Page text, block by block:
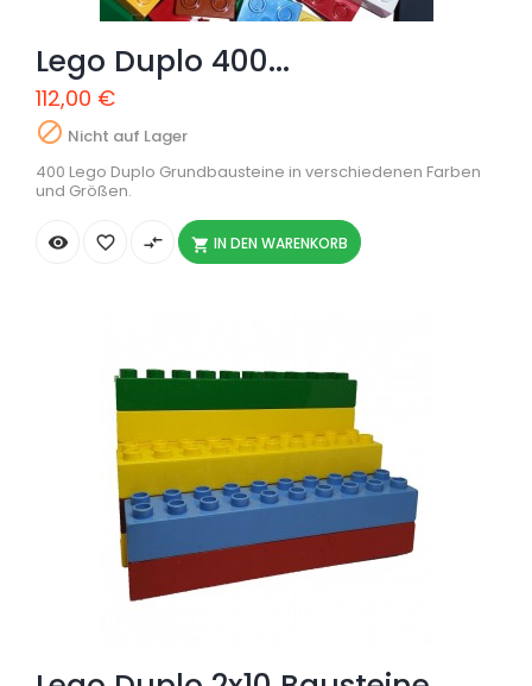
Lego Duplo 400...
112,00 €
 Nicht auf Lager
400 Lego Duplo Grundbausteine in verschiedenen Farben
und Größen.
  compare_arrows  IN DEN WARENKORB